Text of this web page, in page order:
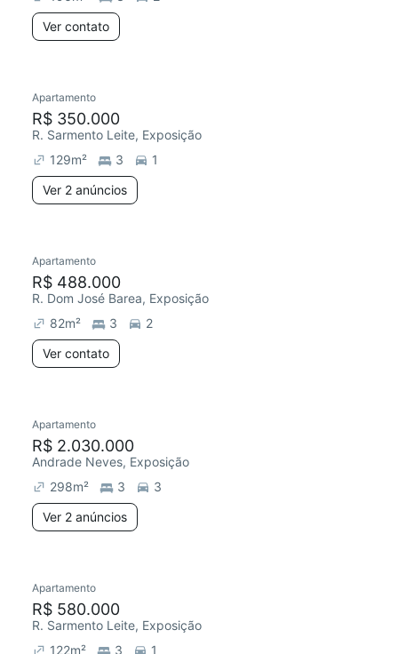
Ver contato
Apartamento
R$ 350.000
R. Sarmento Leite, Exposição
129m² 3
1
Ver 2 anúncios
Apartamento
R$ 488.000
R. Dom José Barea, Exposição
82m² 3
2
Ver contato
Apartamento
R$ 2.030.000
Andrade Neves, Exposição
298m² 3
3
Ver 2 anúncios
Apartamento
R$ 580.000
R. Sarmento Leite, Exposição
122m² 3
1